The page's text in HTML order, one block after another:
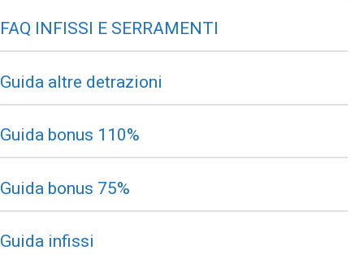
FAQ INFISSI E SERRAMENTI
Guida altre detrazioni
Guida bonus 110%
Guida bonus 75%
Guida infissi